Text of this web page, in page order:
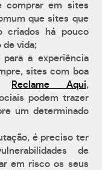
comprar em sites
que sites que
criados há pouco
de vida;
para a experiência
sites com boa
Reclame Aqui,
podem trazer
um determinado
é preciso ter
de
em risco os seus